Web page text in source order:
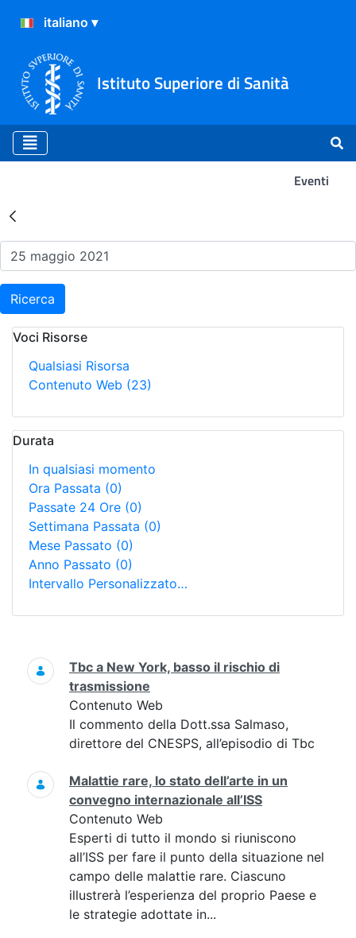
Istituto Superiore di Sanità
Eventi
Risultati della Ricerca -
Ricerca
Voci Risorse
Qualsiasi Risorsa
Contenuto Web (23)
Durata
In qualsiasi momento
Ora Passata (0)
Passate 24 Ore (0)
Settimana Passata (0)
Mese Passato (0)
Anno Passato (0)
Intervallo Personalizzato…
Ricerca
Tbc a New York, basso il rischio di
trasmissione
Contenuto Web
Il commento della Dott.ssa Salmaso,
direttore del CNESPS, all’episodio di Tbc
Malattie rare, lo stato dell’arte in un
convegno internazionale all’ISS
Contenuto Web
Esperti di tutto il mondo si riuniscono
all’ISS per fare il punto della situazione nel
campo delle malattie rare. Ciascuno
illustrerà l’esperienza del proprio Paese e
le strategie adottate in...